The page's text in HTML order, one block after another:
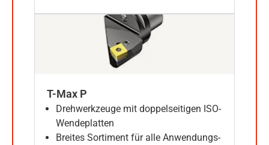
T-Max P
Drehwerkzeuge mit doppelseitigen ISO-
Wendeplatten
Breites Sortiment für alle Anwendungs-